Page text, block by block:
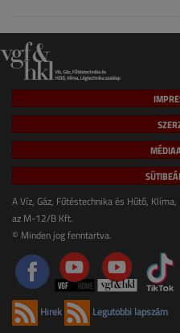
A Víz, Gáz, Fűtéstechnika és Hűtő,
az M-12/B Kft.
© Minden jog fenntartva.
Hírek Legutóbbi lapszám